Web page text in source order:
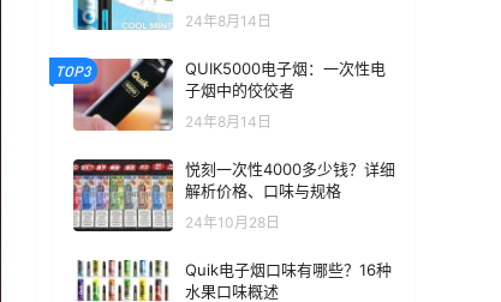
24年8月14日
TOP3
QUIK5000电子烟：一次性电
子烟中的佼佼者
24年8月14日
悦刻一次性4000多少钱？详细
解析价格、口味与规格
24年10月28日
Quik电子烟口味有哪些？16种
水果口味概述